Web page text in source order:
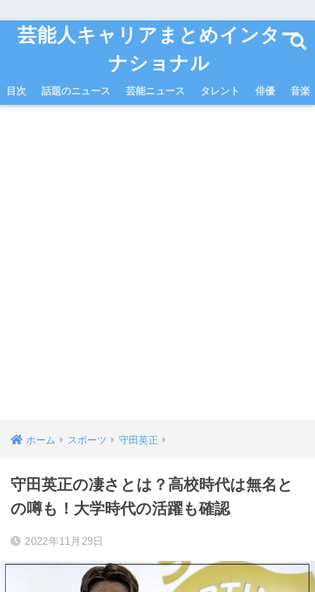
芸能人キャリアまとめインター
ナショナル
目次 話題のニュース 芸能ニュース タレント 俳優 音楽
ホーム スポーツ 守田英正
守田英正の凄さとは？高校時代は無名と
の噂も！大学時代の活躍も確認
2022年11月29日